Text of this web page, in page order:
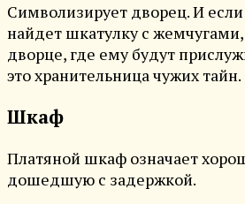
Символизирует дворец. И
найдет шкатулку с
дворце, где ему будут
это хранительница чужих тайн.
Шкаф
Платяной шкаф означает
дошедшую с задержкой.